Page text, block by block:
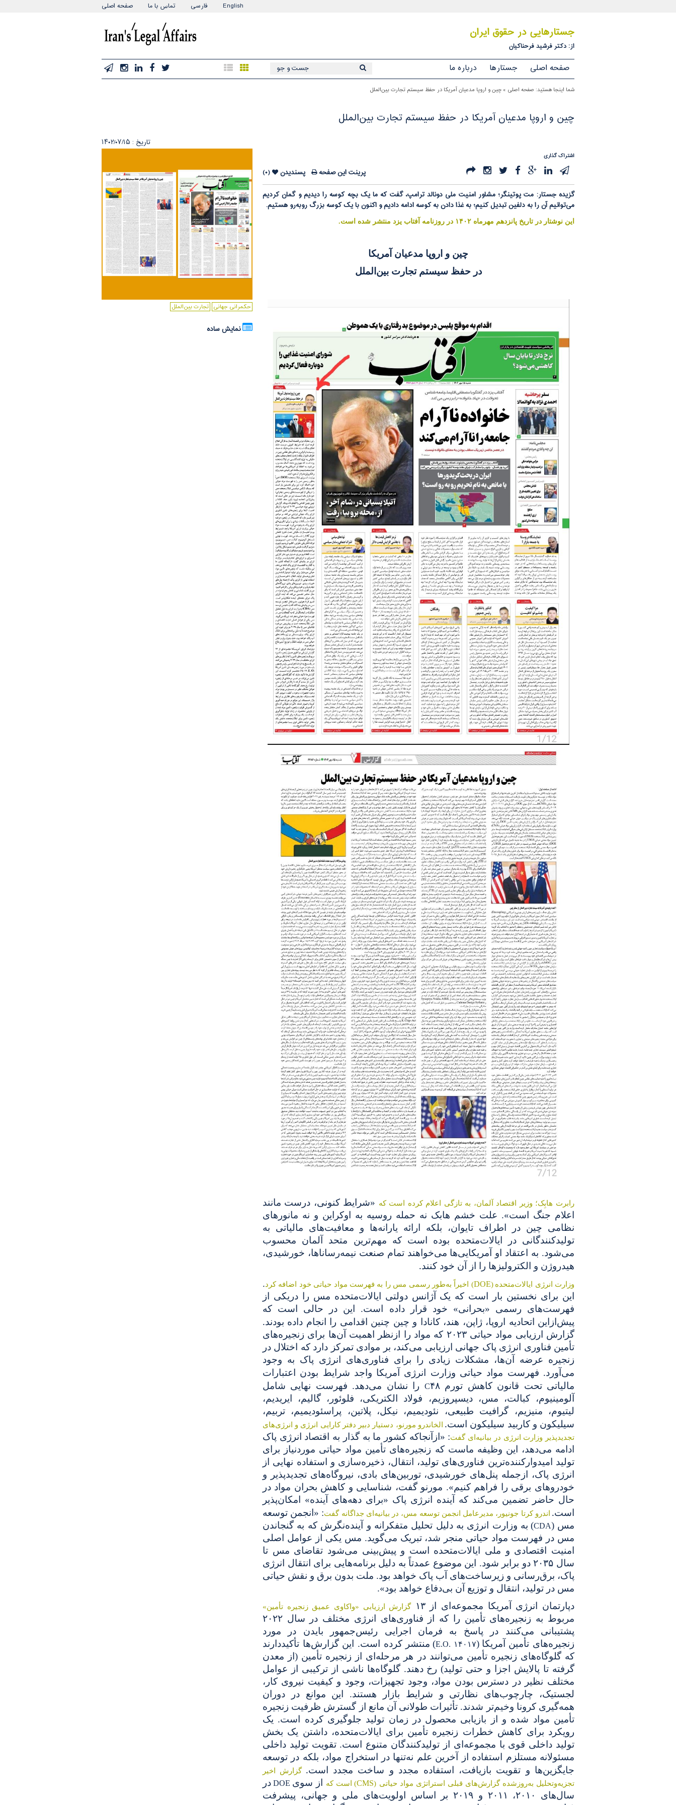
صفحه اصلی تماس با ما فارسی English
جستارهایی در حقوق ایران
از: دکتر فرشید فرحناکیان
صفحه اصلی جستارها درباره ما
شما اینجا هستید: صفحه اصلی » چین و اروپا مدعیان آمریکا در حفظ سیستم تجارت بین‌الملل
چین و اروپا مدعیان آمریکا در حفظ سیستم تجارت بین‌الملل
تاریخ : ۱۴۰۲/۰۷/۱۵
تجارت بین‌الملل حکمرانی جهانی
نمایش ساده
اشتراک گذاری
پرینت این صفحه پسندیدن
(۰)
گزیده جستار: مت پوتینگر؛ مشاور امنیت ملی دونالد ترامپ، گفت که ما یک بچه کوسه را دیدیم و گمان کردیم
می‌توانیم آن را به دلفین تبدیل کنیم؛ به غذا دادن به کوسه ادامه دادیم و اکنون با یک کوسه بزرگ روبه‌رو هستیم.
اين نوشتار در تاريخ پانزدهم مهرماه ۱۴۰۲ در روزنامه آفتاب یزد منتشر شده است .
چین و اروپا مدعیان آمریکا
در حفظ سیستم تجارت بین‌الملل
رابرت هابِک؛ وزیر اقتصاد آلمان، به تازگی اعلام کرده است که «شرایط کنونی، درست مانند
اعلام جنگ است». علت خشم هابک نه حمله روسیه به اوکراین و نه مانورهای
نظامی چین در اطراف تایوان، بلکه ارائه یارانه‌ها و معافیت‌های مالیاتی به
تولیدکنندگانی در ایالات‌متحده بوده است که مهم‌ترین متحد آلمان محسوب
می‌شود. به اعتقاد او آمریکایی‌ها می‌خواهند تمام صنعت نیمه‌رساناها، خورشیدی،
هیدروژن و الکترولیزها را از آن خود کنند.
وزارت انرژی ایالات‌متحده (
DOE) اخیراً به‌طور رسمی مس را به فهرست مواد حیاتی خود اضافه کرد.
این برای نخستین بار است که یک آژانس دولتی ایالات‌متحده مس را دریکی از
فهرست‌های رسمی «بحرانی» خود قرار داده است. این در حالی است که
پیش‌ازاین اتحادیه اروپا، ژاپن، هند، کانادا و چین چنین اقدامی را انجام داده بودند.
گزارش ارزیابی مواد حیاتی ۲۰۲۳ که مواد را ازنظر اهمیت آن‌ها برای زنجیره‌های
تأمین فناوری انرژی پاک جهانی ارزیابی می‌کند، بر موادی تمرکز دارد که اختلال در
زنجیره عرضه آن‌ها، مشکلات زیادی را برای فناوری‌های انرژی پاک به وجود
می‌آورد. فهرست مواد حیاتی وزارت انرژی آمریکا واجد شرایط بودن اعتبارات
مالیاتی تحت قانون کاهش تورم ۴۸C
را نشان می‌دهد. فهرست نهایی شامل
آلومینیوم، کبالت، مس، دیسپروزیم، فولاد الکتریکی، فلوئور، گالیم، ایریدیم،
لیتیوم، منیزیم، گرافیت طبیعی، نئودیمیم، نیکل، پلاتین، پراسئودیمیم، تربیم،
سیلیکون و کاربید سیلیکون است. الخاندرو مورنو، دستیار دبیر دفتر کارایی انرژی و انرژی‌های
تجدیدپذیر وزارت انرژی در بیانیه‌ای گفت: «ازآنجاکه کشور ما به گذار به اقتصاد انرژی پاک
ادامه می‌دهد، این وظیفه ماست که زنجیره‌های تأمین مواد حیاتی موردنیاز برای
تولید امیدوارکننده‌ترین فناوری‌های تولید، انتقال، ذخیره‌سازی و استفاده نهایی از
انرژی پاک، ازجمله پنل‌های خورشیدی، توربین‌های بادی، نیروگاه‌های تجدیدپذیر و
خودروهای برقی را فراهم کنیم». مورنو گفت، شناسایی و کاهش بحران مواد در
حال حاضر تضمین می‌کند که آینده انرژی پاک «برای دهه‌های آینده» امکان‌پذیر
است. اندرو کرتا جونیور، مدیرعامل انجمن توسعه مس، در بیانیه‌ای جداگانه گفت: «انجمن توسعه
مس (CDA
) به وزارت انرژی به دلیل تحلیل متفکرانه و آینده‌نگرش که به گنجاندن
مس در فهرست مواد حیاتی منجر شد، تبریک می‌گوید. مس یکی از عوامل اصلی
امنیت اقتصادی و ملی ایالات‌متحده است و پیش‌بینی می‌شود تقاضای مس تا
سال ۲۰۳۵ دو برابر شود. این موضوع عمدتاً به دلیل برنامه‌هایی برای انتقال انرژی
پاک، برق‌رسانی و زیرساخت‌های آب پاک خواهد بود. ملت بدون برق و نقش حیاتی
مس در تولید، انتقال و توزیع آن بی‌دفاع خواهد بود».
دپارتمان انرژی آمریکا مجموعه‌ای از ۱۳
گزارش ارزیابی «واکاوی عمیق زنجیره تأمین»
مربوط به زنجیره‌های تأمین را که از فناوری‌های انرژی مختلف در سال ۲۰۲۲
پشتیبانی می‌کنند در پاسخ به فرمان اجرایی رئیس‌جمهور بایدن در مورد
زنجیره‌های تأمین آمریکا (E.O. ۱۴۰۱۷) منتشر کرده است. این گزارش‌ها تأکیددارند
که گلوگاه‌های زنجیره تأمین می‌توانند در هر مرحله‌ای از زنجیره تأمین (از معدن
گرفته تا پالایش اجزا و حتی تولید) رخ دهند. گلوگاه‌ها ناشی از ترکیبی از عوامل
مختلف نظیر در دسترس بودن مواد، وجود تجهیزات، وجود و کیفیت نیروی کار،
لجستیک، چارچوب‌های نظارتی و شرایط بازار هستند. این موانع در دوران
همه‌گیری کرونا وخیم‌تر شدند. تأثیرات طولانی آن مانع از گسترش ظرفیت زنجیره
تأمین مواد شده و از بازیابی محصول در زمان تولید جلوگیری کرده است. یک
رویکرد برای کاهش خطرات زنجیره تأمین برای ایالات‌متحده، داشتن یک بخش
تولید داخلی قوی با مجموعه‌ای از تولیدکنندگان متنوع است. تقویت تولید داخلی
مسئولانه مستلزم استفاده از آخرین علم نه‌تنها در استخراج مواد، بلکه در توسعه
جایگزین‌ها و تقویت بازیافت، استفاده مجدد و ساخت مجدد است. گزارش اخیر
تجزیه‌وتحلیل به‌روزشده گزارش‌های قبلی استراتژی مواد حیاتی (CMS
) است که از سوی DOE در
سال‌های ۲۰۱۰، ۲۰۱۱ و ۲۰۱۹ بر اساس اولویت‌های ملی و جهانی، پیشرفت